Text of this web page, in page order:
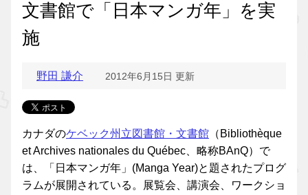
文書館で「日本マンガ年」を実
施
野田 謙介 2012年6月15日 更新
カナダのケベック州立図書館・文書館 （Bibliothèque
et Archives nationales du Québec、略称BAnQ）で
は、「日本マンガ年」(Manga Year)と題されたプログ
ラムが展開されている。展覧会、講演会、ワークショ